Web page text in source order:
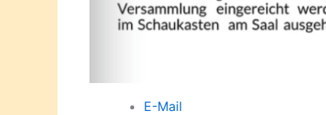
E-Mail